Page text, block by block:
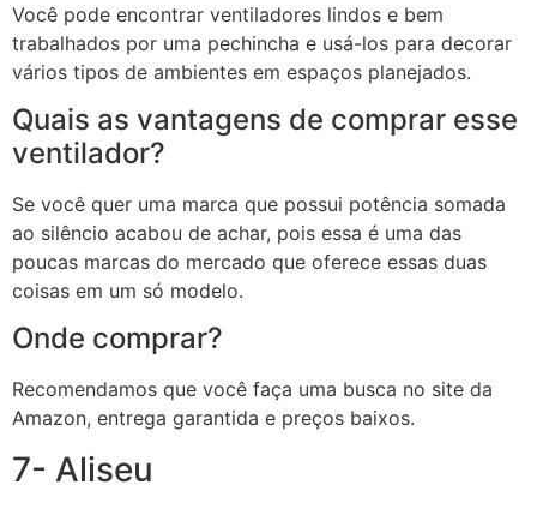
Você pode encontrar ventiladores lindos e bem
trabalhados por uma pechincha e usá-los para decorar
vários tipos de ambientes em espaços planejados.
Quais as vantagens de comprar esse
ventilador?
Se você quer uma marca que possui potência somada
ao silêncio acabou de achar, pois essa é uma das
poucas marcas do mercado que oferece essas duas
coisas em um só modelo.
Onde comprar?
Recomendamos que você faça uma busca no site da
Amazon, entrega garantida e preços baixos.
7- Aliseu